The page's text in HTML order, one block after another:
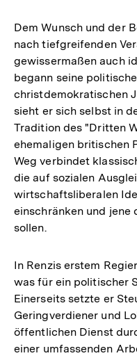
Dem Wunsch und der
nach tiefgreifenden
gewissermaßen auch
begann seine
christdemokratischen
sieht er sich selbst in
Tradition des "Dritten
ehemaligen britischen
Weg verbindet
die auf sozialen
wirtschaftsliberalen
einschränken und jene
sollen.
In Renzis erstem
was für ein politischer
Einerseits setzte er
Geringverdiener und
öffentlichen Dienst
einer umfassenden